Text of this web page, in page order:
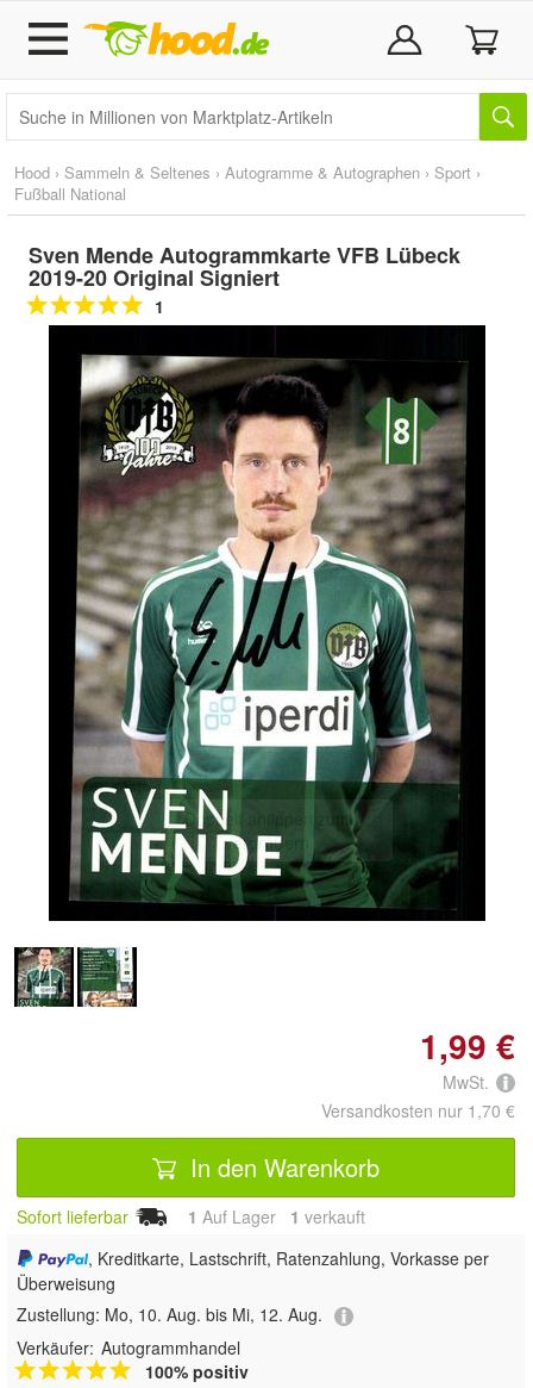
Hood › Sammeln & Seltenes › Autogramme & Autographen › Sport ›
Fußball National
Sven Mende Autogrammkarte VFB Lübeck
2019-20 Original Signiert
1
Doppelt antippen zum
vergrößern
1,99 €
MwSt.
Versandkosten nur 1,70 €
In den Warenkorb
Sofort lieferbar 1 Auf Lager 1 verkauft
, Kreditkarte, Lastschrift, Ratenzahlung, Vorkasse per
Überweisung
Zustellung: Mo, 10. Aug. bis Mi, 12. Aug.
Verkäufer: Autogrammhandel
100% positiv